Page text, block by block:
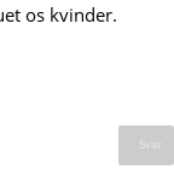
os kvinder.
Svar